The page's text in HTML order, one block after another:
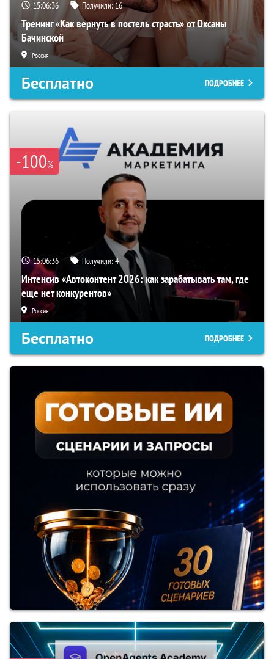
15:06:35 Получили:16
Тренинг «Как вернуть в постель страсть» от Оксаны
Бачинской
Россия
Бесплатно ПОДРОБНЕЕ
-100%
15:06:35 Получили:4
Интенсив «Автоконтент 2026: как зарабатывать там, где
еще нет конкурентов»
Россия
Бесплатно ПОДРОБНЕЕ